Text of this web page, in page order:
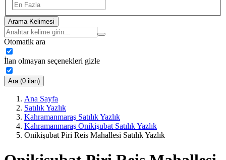
Arama Kelimesi
Otomatik ara
İlan olmayan seçenekleri gizle
Ara (0 ilan)
Ana Sayfa
Satılık Yazlık
Kahramanmaraş Satılık Yazlık
Kahramanmaraş Onikişubat Satılık Yazlık
Onikişubat Piri Reis Mahallesi Satılık Yazlık